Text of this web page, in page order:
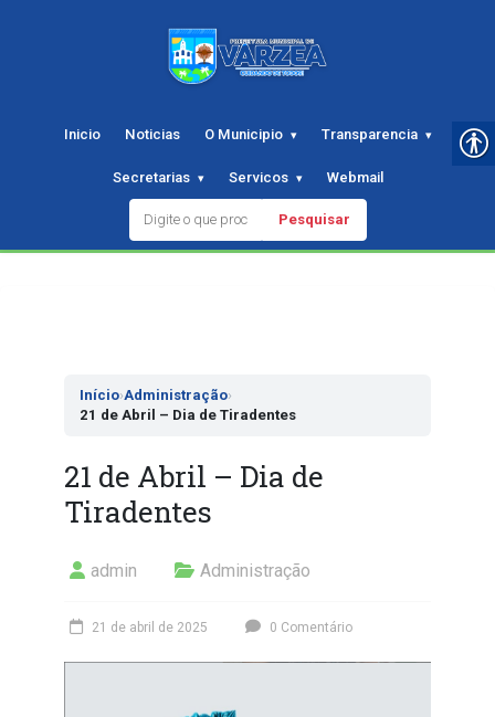
Inicio Noticias O Municipio Transparencia
Secretarias Servicos Webmail
Pesquisar
Início›Administração›
21 de Abril – Dia de Tiradentes
21 de Abril – Dia de
Tiradentes
admin Administração
21 de abril de 2025 0 Comentário